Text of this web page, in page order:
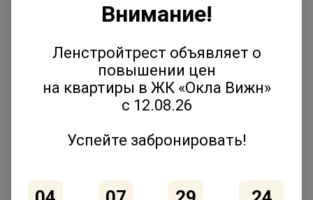
Юлия Молчанова выступила на форуме
«Движение» с темой эволюции соседских
Внимание!
Ленстройтрест объявляет о
повышении цен
на квартиры в ЖК «Окла Вижн»
с 12.08.26
Успейте забронировать!